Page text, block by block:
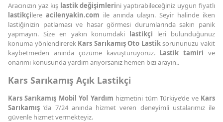
Aracınızın yaz kış lastik değişimlerini yaptırabileceğiniz uygun fiyatlı
lastikçilere acilenyakin.com ile anında ulaşın. Seyir halinde iken
lastiğinizin patlaması ve hasar görmesi durumlarında sakın panik
yapmayın. Size en yakın konumdaki lastikçi leri bulunduğunuz
konuma yönlendirerek Kars Sarıkamış Oto Lastiksorununuzu vakit
kaybetmeden anında çözüme kavuşturuyoruz. Lastik tamiri ve
onarımı konusunda yardım arıyorsanız hemen bizi arayın..
Kars Sarıkamış Açık Lastikçi
Kars Sarıkamış Mobil Yol Yardım hizmetini tüm Türkiye’de ve Kars
Sarıkamış’da 7/24 anında hizmet veren deneyimli ustalarımız ile
güvenle hizmet vermekteyiz.